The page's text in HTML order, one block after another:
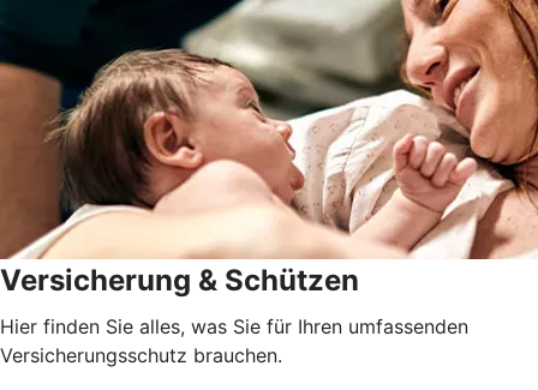
Versicherung & Schützen
Hier finden Sie alles, was Sie für Ihren umfassenden
Versicherungsschutz brauchen.